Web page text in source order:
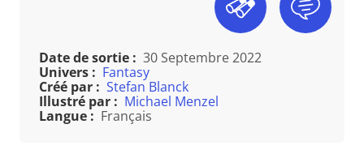
Date de sortie : 30 Septembre 2022
Univers : Fantasy
Créé par : Stefan Blanck
Illustré par : Michael Menzel
Langue : Français